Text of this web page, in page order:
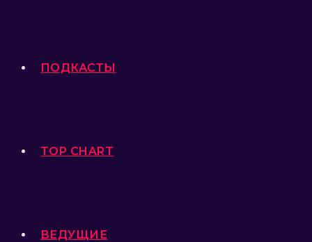
ПОДКАСТЫ
TOP CHART
ВЕДУЩИЕ